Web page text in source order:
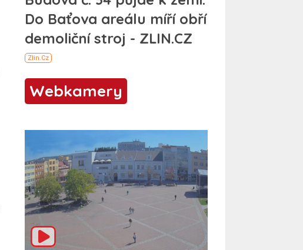
Webkamery